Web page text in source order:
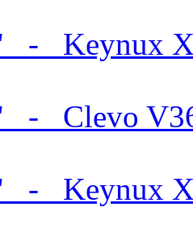
- Keynux
- Clevo
- Keynux